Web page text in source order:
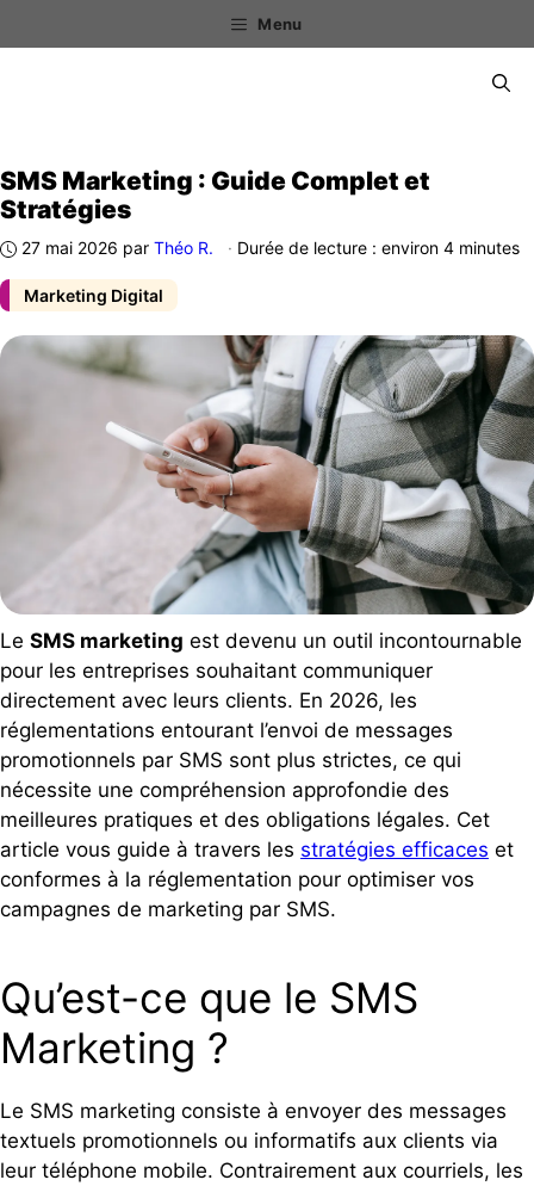
au
Menu
Marketing Digital
SMS Marketing : Guide Complet et
Stratégies
27 mai 2026 par Théo R. · Durée de lecture : environ 4 minutes
Le SMS marketing est devenu un outil incontournable
pour les entreprises souhaitant communiquer
directement avec leurs clients. En 2026, les
réglementations entourant l’envoi de messages
promotionnels par SMS sont plus strictes, ce qui
nécessite une compréhension approfondie des
meilleures pratiques et des obligations légales. Cet
article vous guide à travers les stratégies efficaces et
conformes à la réglementation pour optimiser vos
campagnes de marketing par SMS.
Qu’est-ce que le SMS
Marketing ?
Le SMS marketing consiste à envoyer des messages
textuels promotionnels ou informatifs aux clients via
leur téléphone mobile. Contrairement aux courriels, les